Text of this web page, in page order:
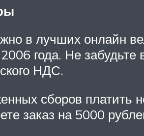
в лучших онлайн
года. Не
НДС.
сборов платить
заказ на 5000